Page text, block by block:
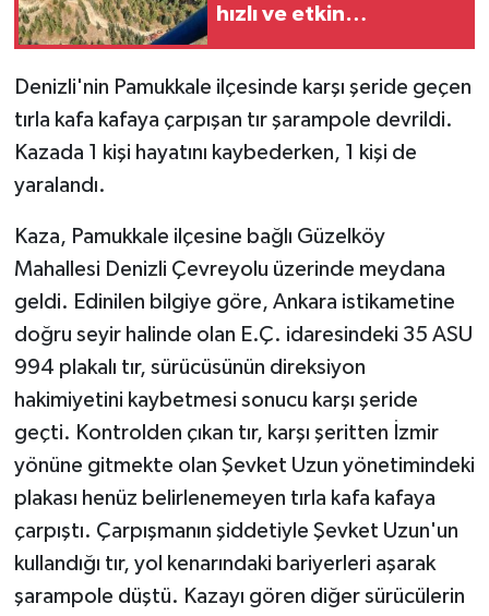
hızlı ve etkin
Denizli'nin Pamukkale ilçesinde karşı şeride geçen
tırla kafa kafaya çarpışan tır şarampole devrildi.
Kazada 1 kişi hayatını kaybederken, 1 kişi de
yaralandı.
Kaza, Pamukkale ilçesine bağlı Güzelköy
Mahallesi Denizli Çevreyolu üzerinde meydana
geldi. Edinilen bilgiye göre, Ankara istikametine
doğru seyir halinde olan E.Ç. idaresindeki 35 ASU
994 plakalı tır, sürücüsünün direksiyon
hakimiyetini kaybetmesi sonucu karşı şeride
geçti. Kontrolden çıkan tır, karşı şeritten İzmir
yönüne gitmekte olan Şevket Uzun yönetimindeki
plakası henüz belirlenemeyen tırla kafa kafaya
çarpıştı. Çarpışmanın şiddetiyle Şevket Uzun'un
kullandığı tır, yol kenarındaki bariyerleri aşarak
şarampole düştü. Kazayı gören diğer sürücülerin
GÜNDEM
Güvenlik
HABERDE İNSAN
İNSAN
İş Dünyası
Jandarma
Kadın
MAGAZİN
Otomobil
POLİTİKA